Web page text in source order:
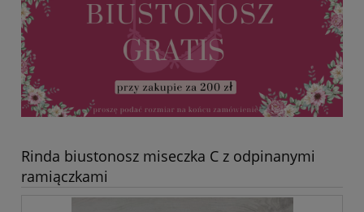
Rinda biustonosz miseczka C z odpinanymi
ramiączkami